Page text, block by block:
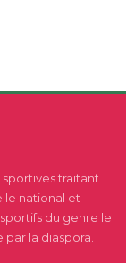
traitant
national et
du genre le
par la diaspora.